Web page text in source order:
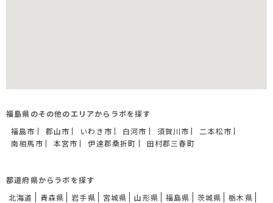
福島県のその他のエリアからラボを探す
福島市
郡山市 いわき市 白河市 須賀川市
二本松市
南相馬市
本宮市 伊達郡桑折町 田村郡三春町
都道府県からラボを探す
北海道
青森県 岩手県 宮城県 山形県 福島県 茨城県
栃木県